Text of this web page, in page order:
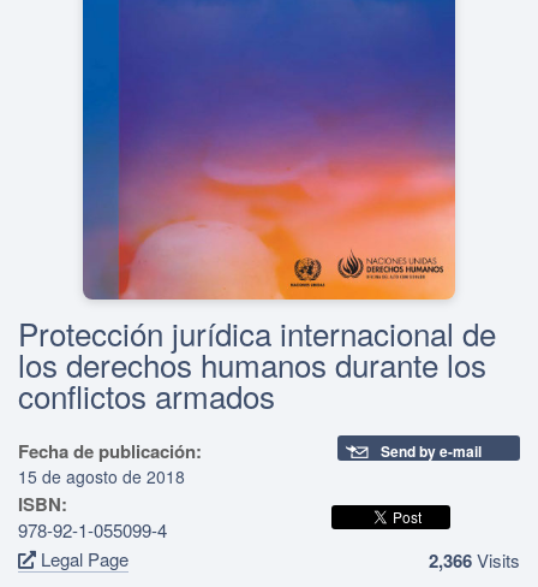
Protección jurídica internacional de
los derechos humanos durante los
conflictos armados
Fecha de publicación:
15 de agosto de 2018
ISBN:
978-92-1-055099-4
Legal Page
Send by e-mail
2,366Visits